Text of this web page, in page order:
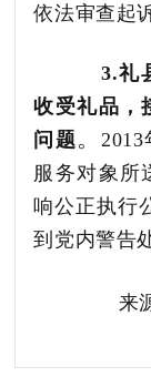
依法审查起
3.礼
收受礼品，
问题。
服务对象所
响公正执行
到党内警告
来源：